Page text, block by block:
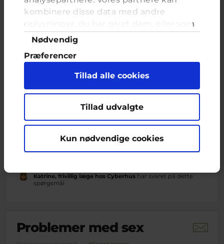
kombinere disse data med andre
oplysninger, du har givet dem, eller som
de har indsamlet fra din brug af deres
tjenester. Du samtykker til vores cookies,
hvis du fortsætter med at anvende vores
hjemmeside.
Samtykkevalg
Nødvendig
Præferencer
Marketing
Tillad alle cookies
Tillad udvalgte
Kun nødvendige cookies
Er kondomer sikkert nok
Brevkassespørgsmål
#Spørg lægen
15 år · 1 år 6 måneder siden
Har læst et sted at kondomer kun er 80
hvis man skal være helt sikker så skal hun også
være på p-piller. Er det rigtigt for min kæreste
og mig bruger kun kondomer og nu har vi haft
sex mange gange.
Katrine, frivillig læge hos Cyberhushar svaret på dette
spørgsmål
Problemer med sex